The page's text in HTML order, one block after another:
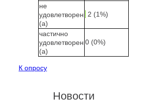
не
удовлетворен
(а)
2 (1%)
частично
удовлетворен
(а)
0 (0%)
К опросу
Новости